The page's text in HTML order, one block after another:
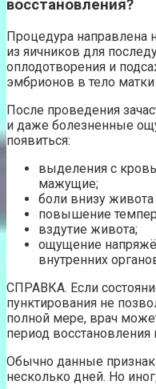
восстановления?
Процедура направлена
из яичников для
оплодотворения и
эмбрионов в тело
После проведения
и даже болезненные
появиться:
выделения с
мажущие;
боли внизу живота
повышение
вздутие живота;
ощущение
внутренних
СПРАВКА. Если
пунктирования не
полной мере, врач
период восстановления
Обычно данные
несколько дней. Но